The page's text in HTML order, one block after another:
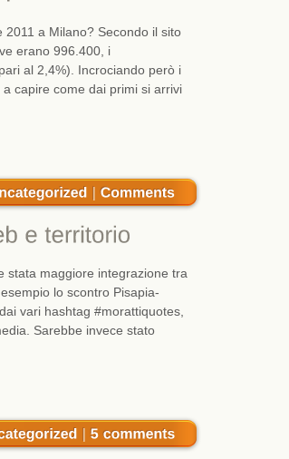
a Milano? Secondo il sito
erano 996.400, i
al 2,4%). Incrociando però i
capire come dai primi si arrivi
stata maggiore integrazione tra
lo scontro Pisapia-
vari hashtag #morattiquotes,
Sarebbe invece stato